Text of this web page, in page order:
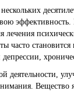
часто
деятельности,
Вещество